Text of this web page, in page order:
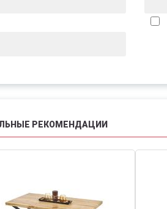
РЕКОМЕНДАЦИИ